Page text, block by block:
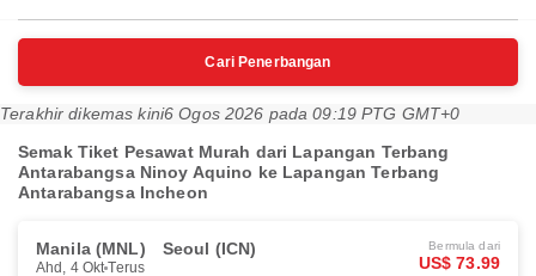
Cari Penerbangan
Terakhir dikemas kini6 Ogos 2026 pada 09:19 PTG GMT+0
Semak Tiket Pesawat Murah dari Lapangan Terbang
Antarabangsa Ninoy Aquino ke Lapangan Terbang
Antarabangsa Incheon
Manila (MNL) Seoul (ICN)
Ahd, 4 Okt Terus
Bermula dari
US$ 73.99